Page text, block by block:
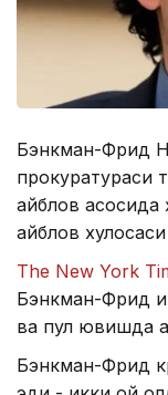
Бэнкман-Фрид
прокуратураси
айблов асосида
айблов
Тhе New York
Бэнкман-Фрид
ва пул ювишда
Бэнкман-Фрид